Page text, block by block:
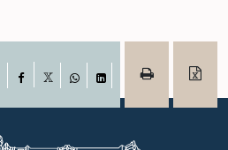
Facebook
WhatsAppLinkedIn